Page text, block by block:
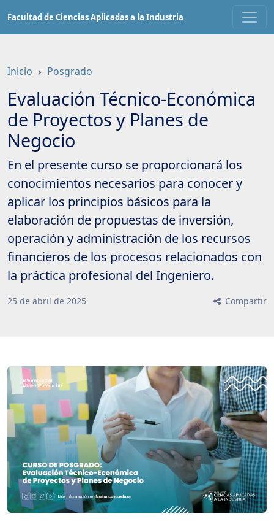
contenido
Facultad de Ciencias Aplicadas a la Industria
Inicio Posgrado
Evaluación Técnico-Económica
de Proyectos y Planes de
Negocio
En el presente curso se proporcionará los
conocimientos necesarios para conocer y
aplicar los principios básicos para la
elaboración de propuestas de inversión,
operación y administración de los recursos
financieros de los procesos relacionados con
la práctica profesional del Ingeniero.
25 de abril de 2025 Compartir